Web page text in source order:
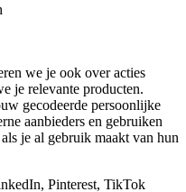
we je ook over acties
je relevante producten.
gecodeerde persoonlijke
aanbieders en gebruiken
je al gebruik maakt van hun
Pinterest, TikTok